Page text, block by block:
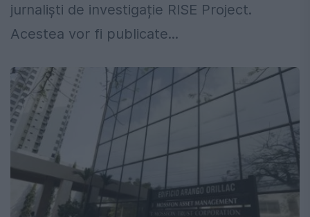
jurnaliști de investigație RISE Project.
Acestea vor fi publicate...